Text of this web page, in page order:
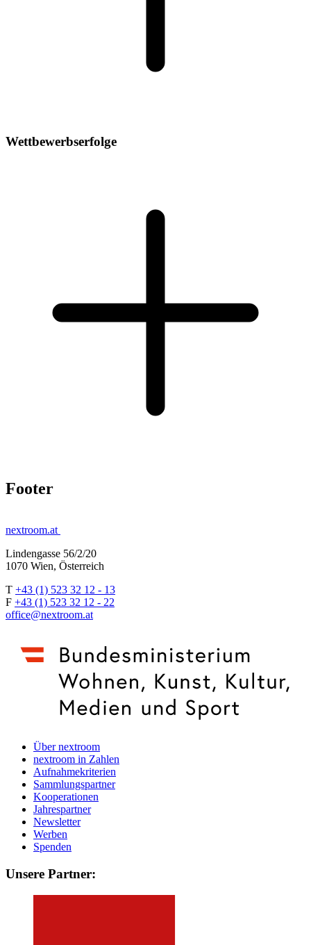
Wettbewerbserfolge
Footer
nextroom.at
Lindengasse 56/2/20
1070 Wien, Österreich
T +43 (1) 523 32 12 - 13
F +43 (1) 523 32 12 - 22
office@nextroom.at
Über nextroom
nextroom in Zahlen
Aufnahmekriterien
Sammlungspartner
Kooperationen
Jahrespartner
Newsletter
Werben
Spenden
Unsere Partner: